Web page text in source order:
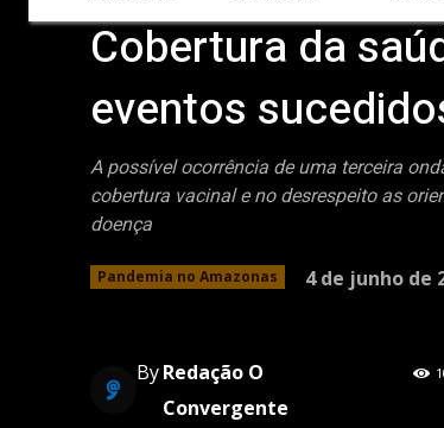
Cobertura da
eventos
A possível ocorrência de uma terceira
cobertura vacinal e no desrespeito as
doença
Pandemia no Amazonas 4 de junho de
ByRedação O
Convergente